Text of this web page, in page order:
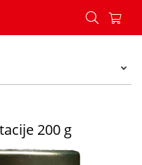
pistacije 200 g - Konzum
200 g